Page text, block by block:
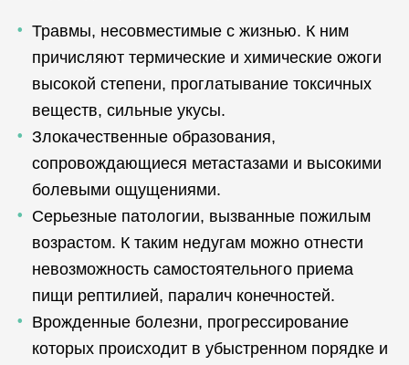
Травмы, несовместимые с жизнью. К ним
причисляют термические и химические ожоги
высокой степени, проглатывание токсичных
веществ, сильные укусы.
Злокачественные образования,
сопровождающиеся метастазами и высокими
болевыми ощущениями.
Серьезные патологии, вызванные пожилым
возрастом. К таким недугам можно отнести
невозможность самостоятельного приема
пищи рептилией, паралич конечностей.
Врожденные болезни, прогрессирование
которых происходит в убыстренном порядке и